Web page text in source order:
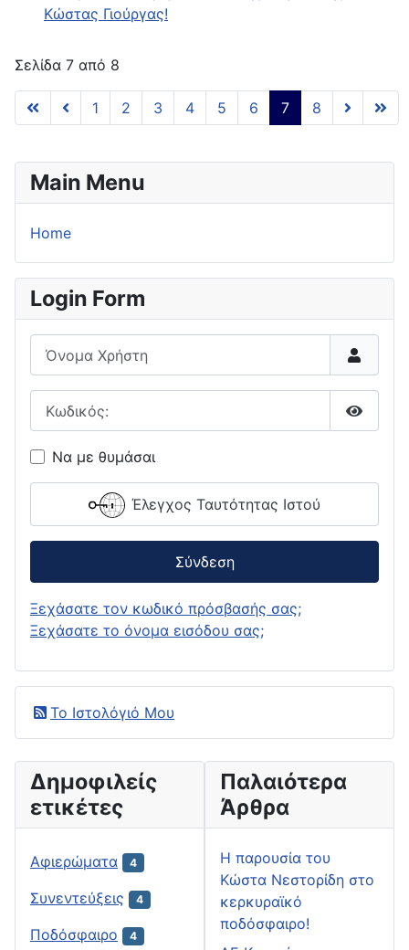
Κώστας Γιούργας!
Σελίδα 7 από 8
1 2 3 4 5 6 7 8
Main Menu
Home
Login Form
Όνομα Χρήστη
Να με θυμάσαι
Έλεγχος Ταυτότητας Ιστού
Σύνδεση
Ξεχάσατε τον κωδικό πρόσβασής σας;
Ξεχάσατε το όνομα εισόδου σας;
Το Ιστολόγιό Μου
Δημοφιλείς
ετικέτες
Αφιερώματα 4
Συνεντεύξεις 4
Ποδόσφαιρο 4
Παλαιότερα
Άρθρα
H παρουσία του
Κώστα Νεστορίδη στο
κερκυραϊκό
ποδόσφαιρο!